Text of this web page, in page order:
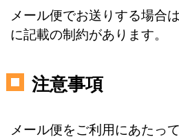
メール便でお送りする場合
に記載の制約があります。
注意事項
メール便をご利用にあたっ